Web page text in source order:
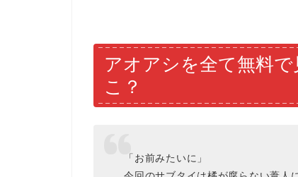
アオアシを全て無料
こ？
「お前みたいに」